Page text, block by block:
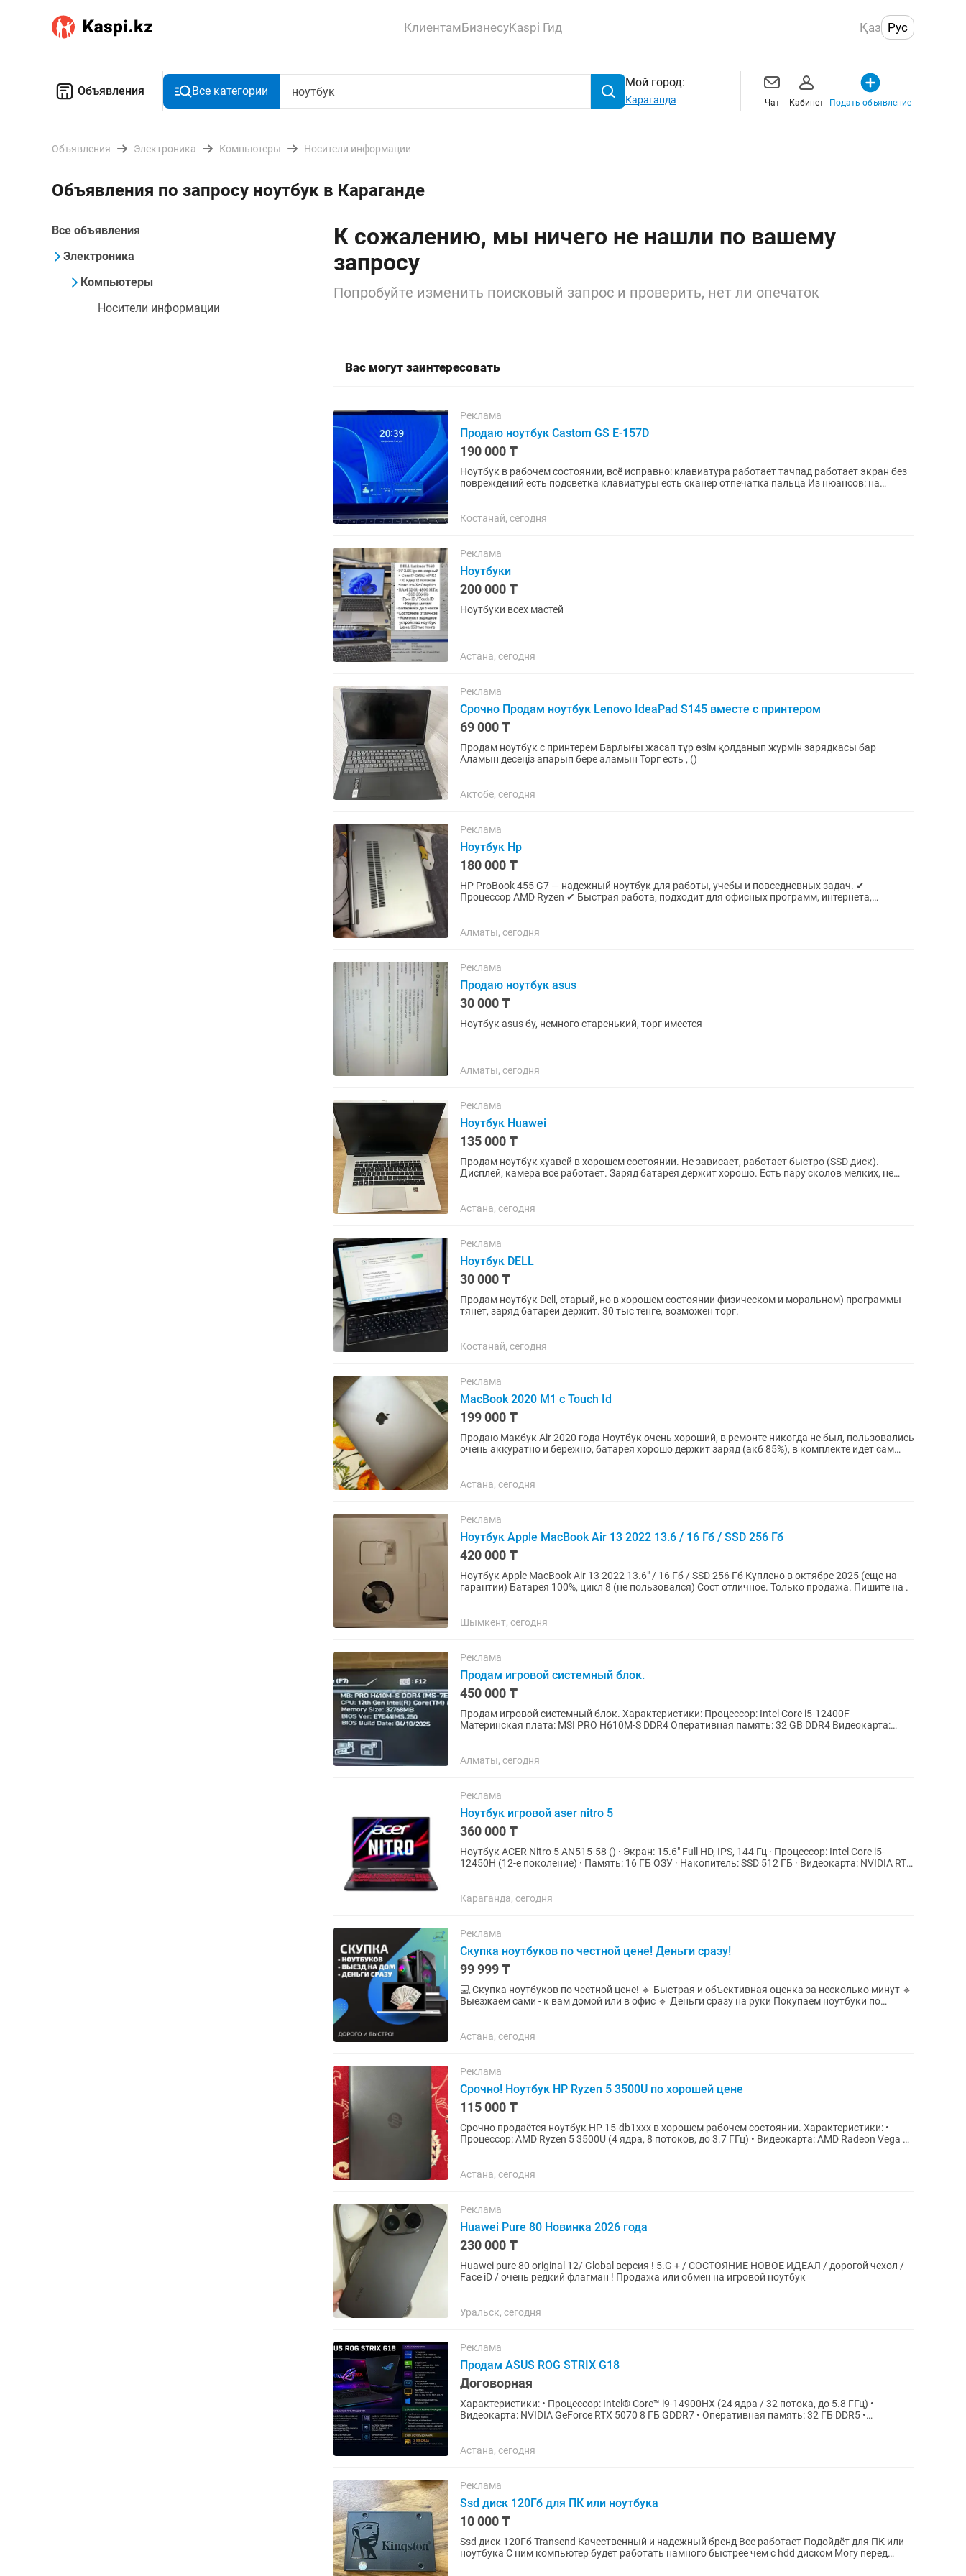
КлиентамБизнесуKaspi Гид Қаз Рус
Объявления Все категории
Мой город:
Караганда Чат Кабинет Подать объявление
Объявления Электроника Компьютеры Носители информации
Объявления по запросу ноутбук в Караганде
Все объявления
Электроника
Компьютеры
Носители информации
К сожалению, мы ничего не нашли по вашему
запросу
Попробуйте изменить поисковый запрос и проверить, нет ли опечаток
Вас могут заинтересовать
Реклама
Продаю ноутбук Castom GS E-157D
190 000 ₸
Ноутбук в рабочем состоянии, всё исправно: клавиатура работает тачпад работает экран без
повреждений есть подсветка клавиатуры есть сканер отпечатка пальца Из нюансов: на
Костанай, сегодня
Реклама
Ноутбуки
200 000 ₸
Ноутбуки всех мастей
Астана, сегодня
Реклама
Срочно Продам ноутбук Lenovo IdeaPad S145 вместе с принтером
69 000 ₸
Продам ноутбук с принтерем Барлығы жасап тұр өзім қолданып жүрмін зарядкасы бар
Аламын десеңіз апарып бере аламын Торг есть , ()
Актобе, сегодня
Реклама
Ноутбук Hp
180 000 ₸
HP ProBook 455 G7 — надежный ноутбук для работы, учебы и повседневных задач. ✔
Процессор AMD Ryzen ✔ Быстрая работа, подходит для офисных программ, интернета,
Алматы, сегодня
Реклама
Продаю ноутбук asus
30 000 ₸
Ноутбук asus бу, немного старенький, торг имеется
Алматы, сегодня
Реклама
Ноутбук Huawei
135 000 ₸
Продам ноутбук хуавей в хорошем состоянии. Не зависает, работает быстро (SSD диск).
Дисплей, камера все работает. Заряд батарея держит хорошо. Есть пару сколов мелких, не
Астана, сегодня
Реклама
Ноутбук DELL
30 000 ₸
Продам ноутбук Dell, старый, но в хорошем состоянии физическом и моральном) программы
тянет, заряд батареи держит. 30 тыс тенге, возможен торг.
Костанай, сегодня
Реклама
MacBook 2020 M1 с Touch Id
199 000 ₸
Продаю Макбук Air 2020 года Ноутбук очень хороший, в ремонте никогда не был, пользовались
очень аккуратно и бережно, батарея хорошо держит заряд (акб 85%), в комплекте идет сам
Астана, сегодня
Реклама
Ноутбук Apple MacBook Air 13 2022 13.6 / 16 Гб / SSD 256 Гб
420 000 ₸
Ноутбук Apple MacBook Air 13 2022 13.6" / 16 Гб / SSD 256 Гб Куплено в октябре 2025 (еще на
гарантии) Батарея 100%, цикл 8 (не пользовался) Сост отличное. Только продажа. Пишите на .
Шымкент, сегодня
Реклама
Продам игровой системный блок.
450 000 ₸
Продам игровой системный блок. Характеристики: Процессор: Intel Core i5-12400F
Материнская плата: MSI PRO H610M-S DDR4 Оперативная память: 32 GB DDR4 Видеокарта:
Алматы, сегодня
Реклама
Ноутбук игровой aser nitro 5
360 000 ₸
Ноутбук ACER Nitro 5 AN515-58 () · Экран: 15.6" Full HD, IPS, 144 Гц · Процессор: Intel Core i5-
12450H (12-е поколение) · Память: 16 ГБ ОЗУ · Накопитель: SSD 512 ГБ · Видеокарта: NVIDIA RTX
Караганда, сегодня
Реклама
Скупка ноутбуков по честной цене! Деньги сразу!
99 999 ₸
💻 Скупка ноутбуков по честной цене! 🔹 Быстрая и объективная оценка за несколько минут 🔹
Выезжаем сами - к вам домой или в офис 🔹 Деньги сразу на руки Покупаем ноутбуки по
Астана, сегодня
Реклама
Срочно! Ноутбук HP Ryzen 5 3500U по хорошей цене
115 000 ₸
Срочно продаётся ноутбук HP 15-db1xxx в хорошем рабочем состоянии. Характеристики: •
Процессор: AMD Ryzen 5 3500U (4 ядра, 8 потоков, до 3.7 ГГц) • Видеокарта: AMD Radeon Vega 8
Астана, сегодня
Реклама
Huawei Pure 80 Новинка 2026 года
230 000 ₸
Huawei pure 80 original 12/ Global версия ! 5.G + / СОСТОЯНИЕ НОВОЕ ИДЕАЛ / дорогой чехол /
Face iD / очень редкий флагман ! Продажа или обмен на игровой ноутбук
Уральск, сегодня
Реклама
Продам ASUS ROG STRIX G18
Договорная
Характеристики: • Процессор: Intel®️ Core™️ i9-14900HX (24 ядра / 32 потока, до 5.8 ГГц) •
Видеокарта: NVIDIA GeForce RTX 5070 8 ГБ GDDR7 • Оперативная память: 32 ГБ DDR5 •
Астана, сегодня
Реклама
Ssd диск 120Гб для ПК или ноутбука
10 000 ₸
Ssd диск 120Гб Transend Качественный и надежный бренд Все работает Подойдёт для ПК или
ноутбука С ним компьютер будет работать намного быстрее чем с hdd диском Могу перед